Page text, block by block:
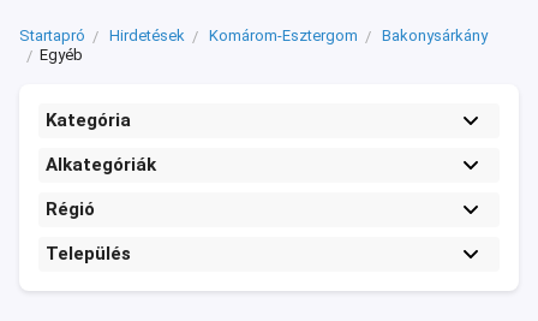
Startapró Hirdetések Komárom-Esztergom
Bakonysárkány
Egyéb
Kategória
Alkategóriák
Régió
Település